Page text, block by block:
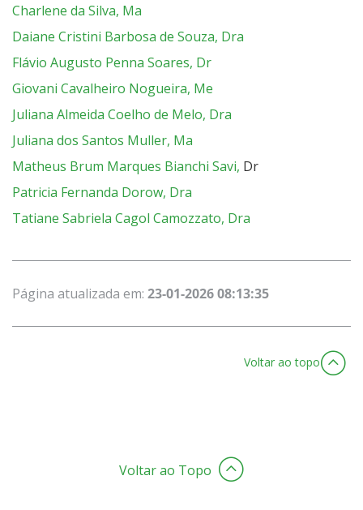
Charlene da Silva, Ma
Daiane Cristini Barbosa de Souza, Dra
Flávio Augusto Penna Soares, Dr
Giovani Cavalheiro Nogueira, Me
Juliana Almeida Coelho de Melo, Dra
Juliana dos Santos Muller, Ma
Matheus Brum Marques Bianchi Savi, Dr
Patricia Fernanda Dorow, Dra
Tatiane Sabriela Cagol Camozzato, Dra
Página atualizada em: 23-01-2026 08:13:35
Voltar ao topo
Voltar ao Topo